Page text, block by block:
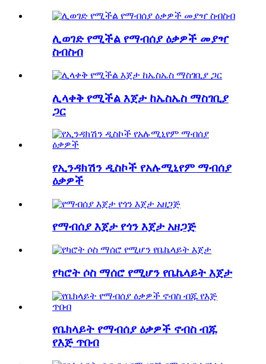
ሊወገድ የሚችል የማብሰያ ዕቃዎች መያዣ
ስብስብ
ሊላቀቅ የሚችል እጀታ ከኤስኤስ ማስገቢያ
ጋር
የኢንዳክሽን ዲስኮች የአሉሚኒየም ማብሰያ
ዕቃዎች
የማብሰያ እጀታ የጎን እጀታ አዘጋጅ
የካሮት ሶስ ማሰሮ የሚሆን የቤኬላይት እጀታ
የቤክላይት የማብሰያ ዕቃዎች ኖብስ ብጁ
የእጅ ጥበብ